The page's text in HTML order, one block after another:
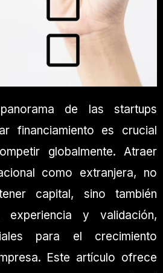
de las startups
financiamiento es crucial
globalmente. Atraer
como extranjera, no
capital, sino también
y validación,
para el crecimiento
Este artículo ofrece